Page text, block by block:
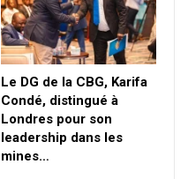
Le DG de la CBG, Karifa
Condé, distingué à
Londres pour son
leadership dans les
mines…